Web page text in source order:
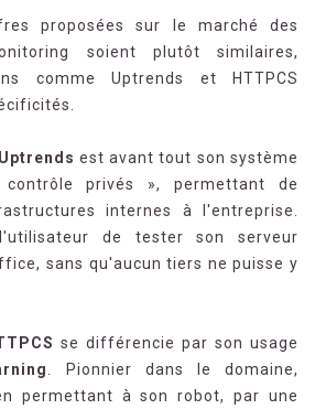
proposées sur le marché des
soient plutôt similaires,
comme Uptrends et HTTPCS
Uptrends est avant tout son système
privés », permettant de
internes à l'entreprise.
de tester son serveur
sans qu'aucun tiers ne puisse y
se différencie par son usage
. Pionnier dans le domaine,
permettant à son robot, par une